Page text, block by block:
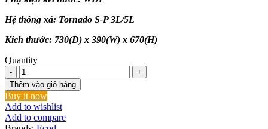
Hệ thống xả: Tornado S-P 3L/5L
Kích thước: 730(D) x 390(W) x 670(H)
Quantity
Bồn
cầu
liền
khối
EB270/UF
số
Thêm vào giỏ hàng
Buy it now
Add to wishlist
Add to compare